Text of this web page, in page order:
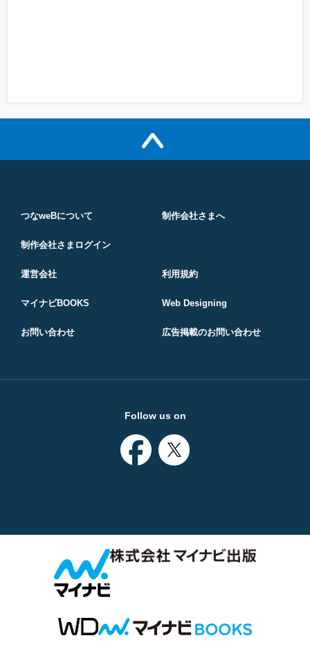
つなweBについて 制作会社さまへ
制作会社さまログイン
運営会社 利用規約
マイナビBOOKS Web Designing
お問い合わせ 広告掲載のお問い合わせ
Follow us on